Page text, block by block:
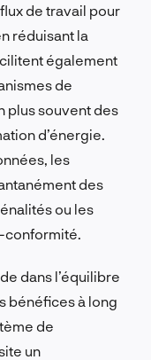
de travail pour
réduisant la
également
de
plus souvent des
d’énergie.
les
des
ou les
conformité.
dans l’équilibre
bénéfices à long
de
un